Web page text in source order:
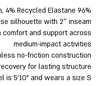
96% Ciclo Nylon, 4% Recycled Elastane
silhouette with 2″ inseam
comfort and support across
medium-impact activities
no-friction construction
for lasting structure
is 5’10” and wears a size S